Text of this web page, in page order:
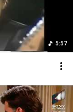
5:57